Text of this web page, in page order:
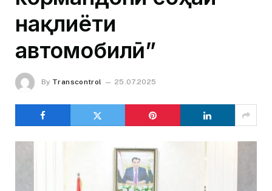
нақлиёти
автомобилӣ”
By Transcontrol 25.07.2025